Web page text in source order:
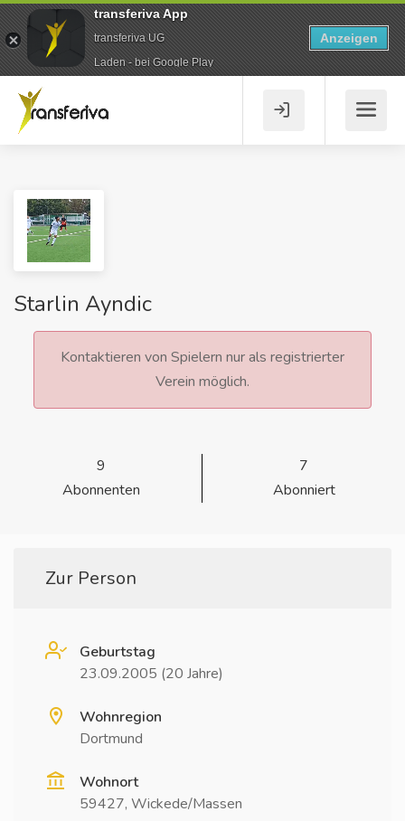
Starlin Ayndic
Kontaktieren von Spielern nur als registrierter
Verein möglich.
9
Abonnenten
7
Abonniert
Zur Person
Geburtstag
23.09.2005 (20 Jahre)
Wohnregion
Dortmund
Wohnort
59427, Wickede/Massen
transferiva App
transferiva UG
Laden - bei Google Play
Anzeigen